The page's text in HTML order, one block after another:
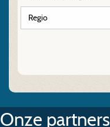
Onze partners